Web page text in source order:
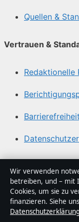
Quellen &
Vertrauen &
Redaktionelle
Über Medienlinker
Medienlinker ist
Technik und
Wir verwenden
betreiben, und – mit
Cookies, um sie zu
finanzieren. Siehe